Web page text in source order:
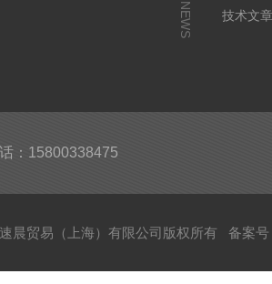
NEWS
技术文
：15800338475
晨贸易（上海）有限公司版权所有 备案号